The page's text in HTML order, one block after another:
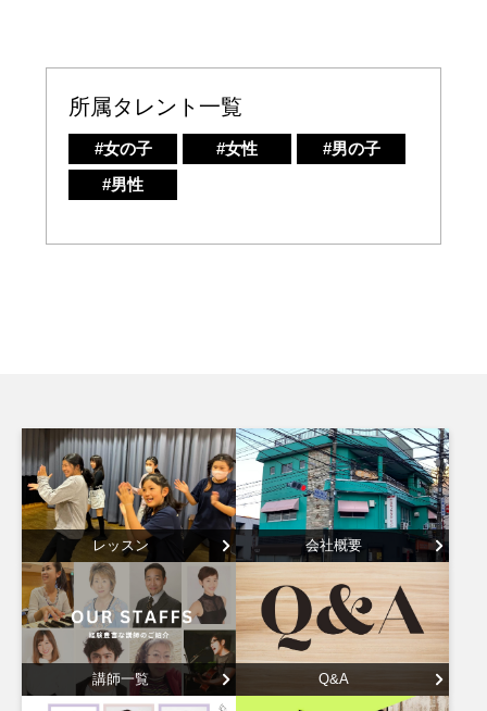
所属タレント一覧
#女の子 #女性
#男の子
#男性
レッスン 会社概要
講師一覧 Q&A